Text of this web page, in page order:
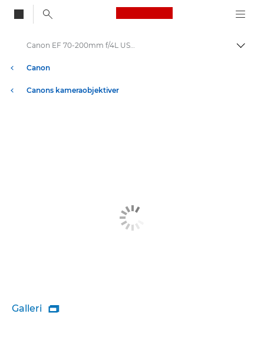
Canon Logo, back
Canon
Canons kameraobjektiver
Canon EF 70-200mm f/4L USM - Lenses - Camera & Photo lenses
Galleri 